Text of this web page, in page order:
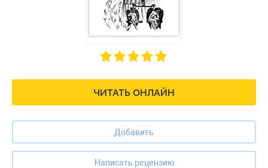
ЧИТАТЬ ОНЛАЙН
Добавить
Написать рецензию